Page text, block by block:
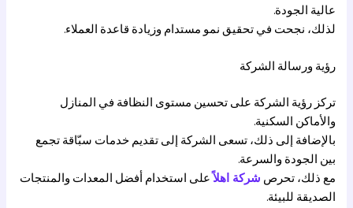
عالية الجودة.
لذلك، نجحت في تحقيق نمو مستدام وزيادة قاعدة العملاء.
رؤية ورسالة الشركة
تركز رؤية الشركة على تحسين مستوى النظافة في المنازل
والأماكن السكنية.
بالإضافة إلى ذلك، تسعى الشركة إلى تقديم خدمات سبّاقة تجمع
بين الجودة والسرعة.
مع ذلك، تحرص شركة اهلاً على استخدام أفضل المعدات والمنتجات
الصديقة للبيئة.